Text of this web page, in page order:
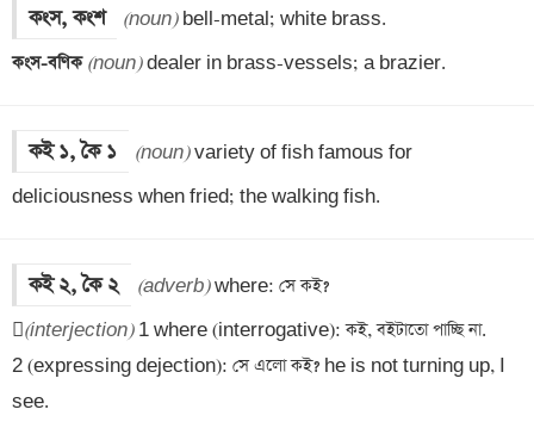
কংস, কংশ (noun)
কংস-বণিক (noun) dealer in brass-vessels; a brazier.
কই ১, কৈ ১ (noun) variety of fish famous for
deliciousness when fried; the walking fish.
কই ২, কৈ ২ (adverb) where: সে কই?
(interjection) 1 where (interrogative): কই, বইটাতো পাচ্ছি না.
2 (expressing dejection): সে এলো কই? he is not turning up, I
see.